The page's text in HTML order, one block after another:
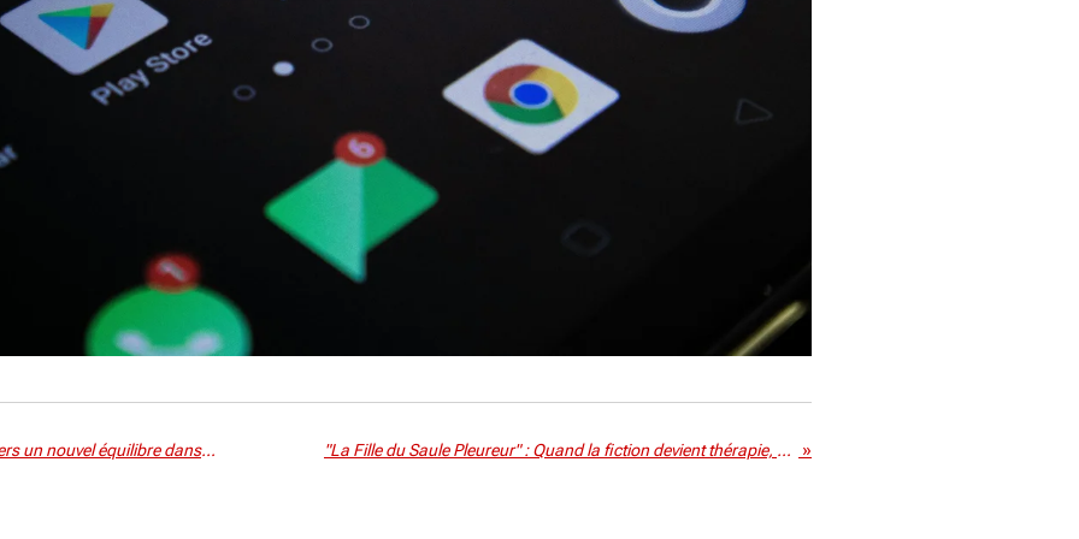
Google à la croisée des chemins : vers un nouvel équilibre dans le marché des publicités numériques ? "La Fille du Saule Pleureur" : Quand la fiction devient thérapie, une auteure signe un retour bouleversant sous un nouveau nom (A.M.C Auteure) »